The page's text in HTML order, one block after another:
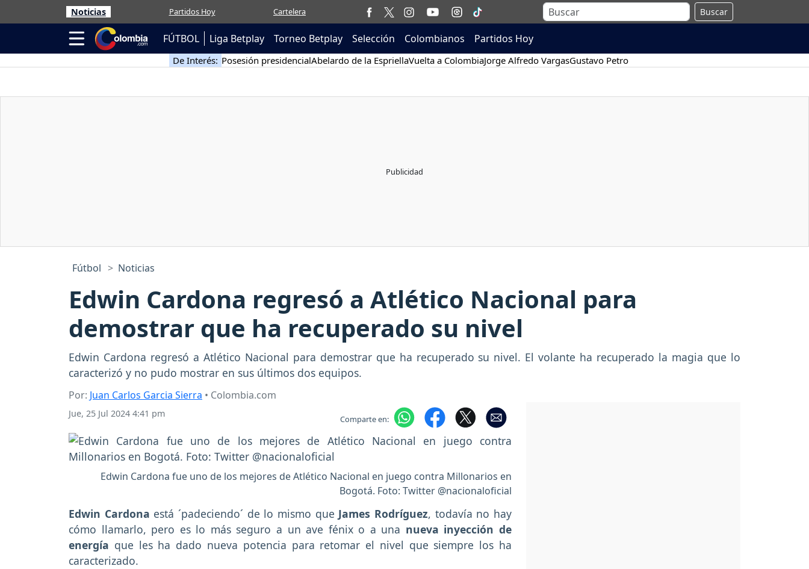
Noticias Partidos Hoy Cartelera Buscar
FÚTBOL Liga Betplay Torneo Betplay Selección Colombianos Partidos Hoy
De Interés: Posesión presidencialAbelardo de la EspriellaVuelta a ColombiaJorge Alfredo VargasGustavo Petro
Fútbol Noticias
Edwin Cardona regresó a Atlético Nacional para
demostrar que ha recuperado su nivel
Edwin Cardona regresó a Atlético Nacional para demostrar que ha recuperado su nivel. El volante ha recuperado la magia que lo
caracterizó y no pudo mostrar en sus últimos dos equipos.
Por: Juan Carlos Garcia Sierra • Colombia.com
Jue, 25 Jul 2024 4:41 pm Comparte en:
Edwin Cardona fue uno de los mejores de Atlético Nacional en juego contra Millonarios en
Bogotá. Foto: Twitter @nacionaloficial
Edwin Cardona está ´padeciendo´ de lo mismo que James Rodríguez, todavía no hay
cómo llamarlo, pero es lo más seguro a un ave fénix o a una nueva inyección de
energía que les ha dado nueva potencia para retomar el nivel que siempre los ha
caracterizado.